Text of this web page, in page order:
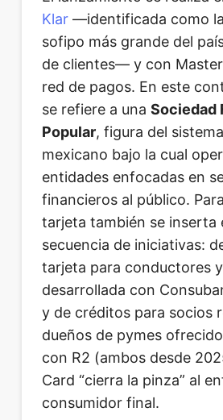
Klar—identificada como
sofipo más grande del
de clientes— y con
red de pagos. En este
se refiere a una Sociedad
Popular, figura del
mexicano bajo la cual
entidades enfocadas en
financieros al público.
tarjeta también se inserta
secuencia de iniciativas:
tarjeta para conductores
desarrollada con
y de créditos para socios
dueños de pymes
con R2 (ambos desde
Card “cierra la pinza” al
consumidor final.